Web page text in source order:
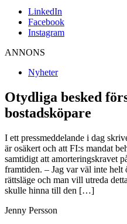
LinkedIn
Facebook
Instagram
ANNONS
Nyheter
Otydliga besked
bostadsköpare
I ett pressmeddelande i dag
är osäkert och att FI:s mandat
samtidigt att amorteringskravet
framtiden. – Jag var väl inte helt
rättsläge och man vill utreda
skulle hinna till den […]
Jenny Persson